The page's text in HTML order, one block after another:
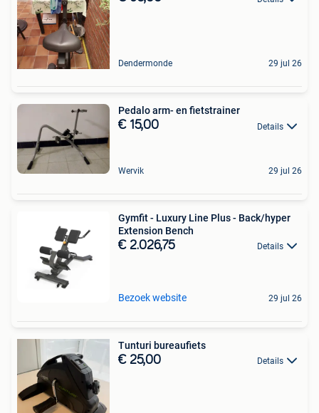
Dendermonde 29 jul 26
Pedalo arm- en fietstrainer
€ 15,00 Details
Wervik 29 jul 26
Gymfit - Luxury Line Plus - Back/hyper
Extension Bench
€ 2.026,75 Details
Bezoek website 29 jul 26
Tunturi bureaufiets
€ 25,00 Details